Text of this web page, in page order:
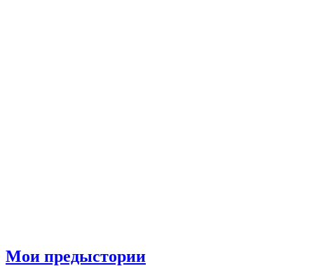
Мои предыстории